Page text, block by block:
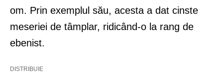
om. Prin exemplul său, acesta a dat cinste
meseriei de tâmplar, ridicând-o la rang de
ebenist.
DISTRIBUIE